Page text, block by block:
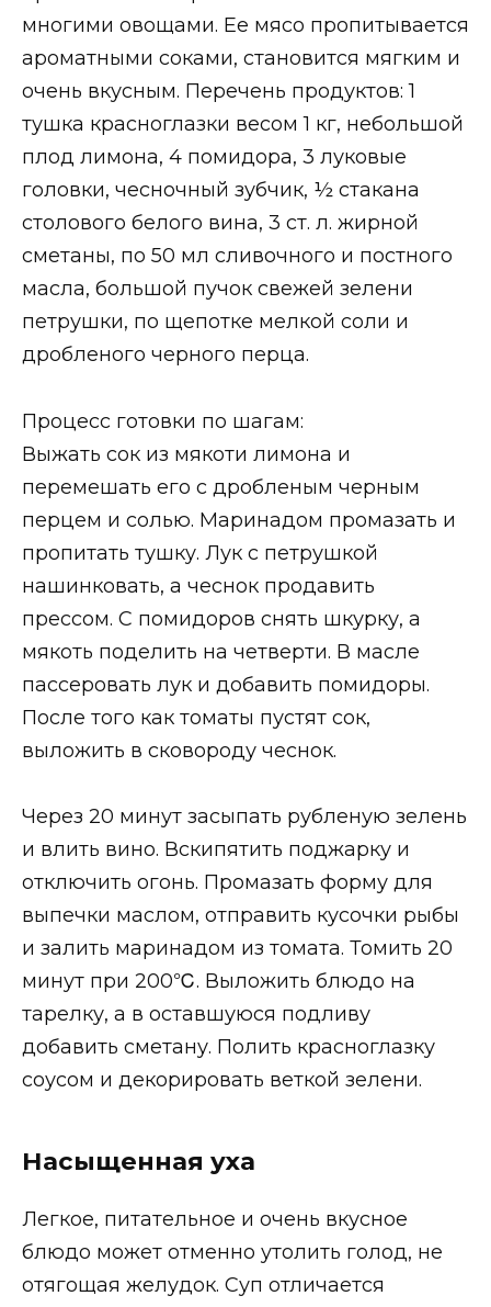
многими овощами. Ее мясо пропитывается
ароматными соками, становится мягким и
очень вкусным. Перечень продуктов: 1
тушка красноглазки весом 1 кг, небольшой
плод лимона, 4 помидора, 3 луковые
головки, чесночный зубчик, ½ стакана
столового белого вина, 3 ст. л. жирной
сметаны, по 50 мл сливочного и постного
масла, большой пучок свежей зелени
петрушки, по щепотке мелкой соли и
дробленого черного перца.
Процесс готовки по шагам:
Выжать сок из мякоти лимона и
перемешать его с дробленым черным
перцем и солью. Маринадом промазать и
пропитать тушку. Лук с петрушкой
нашинковать, а чеснок продавить
прессом. С помидоров снять шкурку, а
мякоть поделить на четверти. В масле
пассеровать лук и добавить помидоры.
После того как томаты пустят сок,
выложить в сковороду чеснок.
Через 20 минут засыпать рубленую зелень
и влить вино. Вскипятить поджарку и
отключить огонь. Промазать форму для
выпечки маслом, отправить кусочки рыбы
и залить маринадом из томата. Томить 20
минут при 200℃. Выложить блюдо на
тарелку, а в оставшуюся подливу
добавить сметану. Полить красноглазку
соусом и декорировать веткой зелени.
Насыщенная уха
Легкое, питательное и очень вкусное
блюдо может отменно утолить голод, не
отягощая желудок. Суп отличается